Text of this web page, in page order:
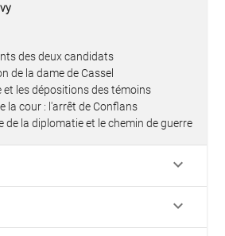
des deux candidats
de la dame de Cassel
et les dépositions des témoins
la cour : l'arrêt de Conflans
de la diplomatie et le chemin de guerre
keyboard_arrow_down
keyboard_arrow_down